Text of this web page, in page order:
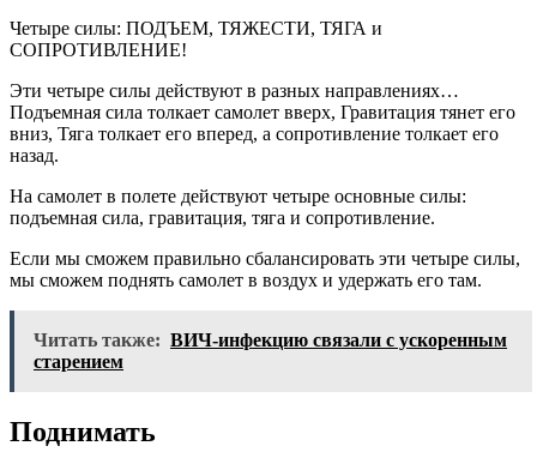
Четыре силы: ПОДЪЕМ, ТЯЖЕСТИ, ТЯГА и
СОПРОТИВЛЕНИЕ!
Эти четыре силы действуют в разных направлениях…
Подъемная сила толкает самолет вверх, Гравитация тянет его
вниз, Тяга толкает его вперед, а сопротивление толкает его
назад.
На самолет в полете действуют четыре основные силы:
подъемная сила, гравитация, тяга и сопротивление.
Если мы сможем правильно сбалансировать эти четыре силы,
мы сможем поднять самолет в воздух и удержать его там.
Читать также: ВИЧ-инфекцию связали с ускоренным
старением
Поднимать